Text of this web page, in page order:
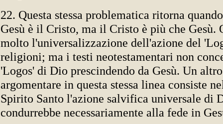
22. Questa stessa problematica ritorna
Gesù è il Cristo, ma il Cristo è più che Gesù.
molto l'universalizzazione dell'azione del
religioni; ma i testi neotestamentari non
'Logos' di Dio prescindendo da Gesù. Un
argomentare in questa stessa linea consiste
Spirito Santo l'azione salvifica universale di
condurrebbe necessariamente alla fede in